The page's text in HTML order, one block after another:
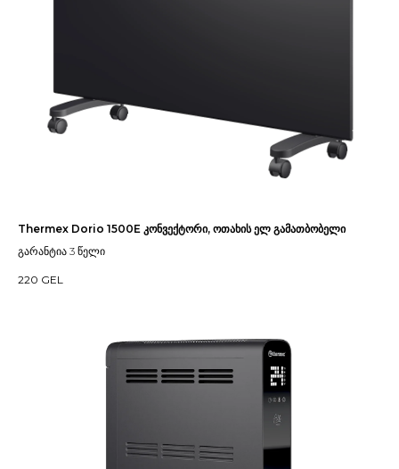
Thermex Dorio 1500E კონვექტორი, ოთახის ელ გამათბობელი
გარანტია 3 წელი
220 GEL